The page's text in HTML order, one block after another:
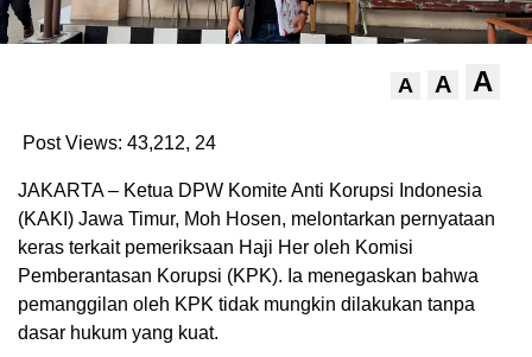
A A A
Post Views: 43,212, 24
JAKARTA – Ketua DPW Komite Anti Korupsi Indonesia
(KAKI) Jawa Timur, Moh Hosen, melontarkan pernyataan
keras terkait pemeriksaan Haji Her oleh Komisi
Pemberantasan Korupsi (KPK). Ia menegaskan bahwa
pemanggilan oleh KPK tidak mungkin dilakukan tanpa
dasar hukum yang kuat.